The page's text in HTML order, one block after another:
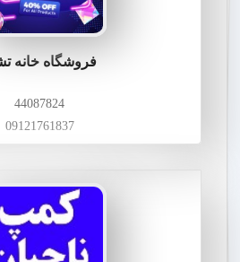
فروشگاه خانه
44087824
09121761837